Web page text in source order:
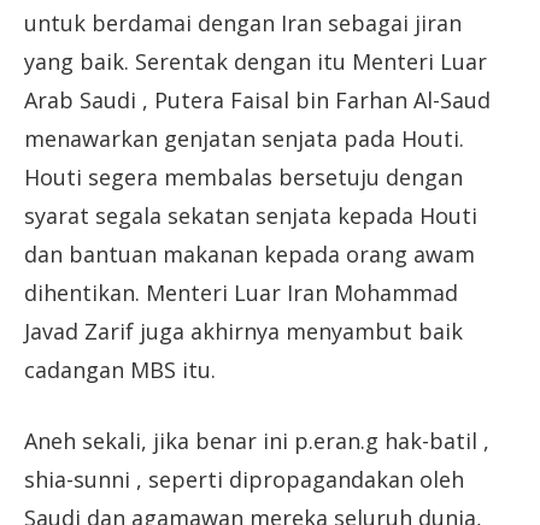
untuk berdamai dengan Iran sebagai jiran
yang baik. Serentak dengan itu Menteri Luar
Arab Saudi , Putera Faisal bin Farhan Al-Saud
menawarkan genjatan senjata pada Houti.
Houti segera membalas bersetuju dengan
syarat segala sekatan senjata kepada Houti
dan bantuan makanan kepada orang awam
dihentikan. Menteri Luar Iran Mohammad
Javad Zarif juga akhirnya menyambut baik
cadangan MBS itu.
Aneh sekali, jika benar ini p.eran.g hak-batil ,
shia-sunni , seperti dipropagandakan oleh
Saudi dan agamawan mereka seluruh dunia,